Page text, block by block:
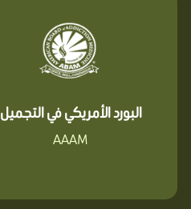
البورد الأمريكي في التجميل
AAAM